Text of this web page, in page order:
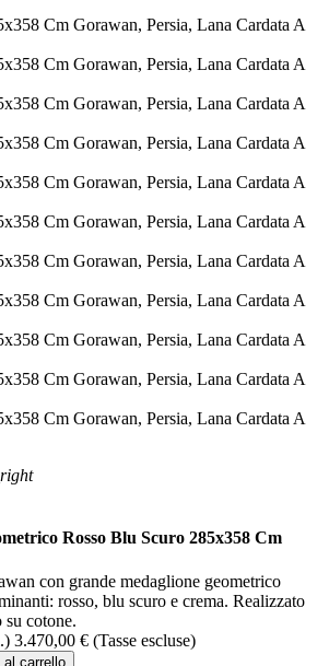
Rosso Blu Scuro 285x358 Cm
con grande medaglione geometrico
rosso, blu scuro e crema. Realizzato
su cotone.
3.470,00 € (Tasse escluse)
al carrello